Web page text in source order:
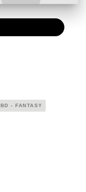
BD - FANTASY